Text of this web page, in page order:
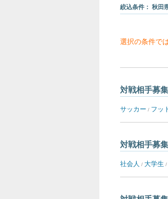
絞込条件： 秋田
選択の条件で
対戦相手募
サッカー / フッ
対戦相手募
社会人 / 大学生 /